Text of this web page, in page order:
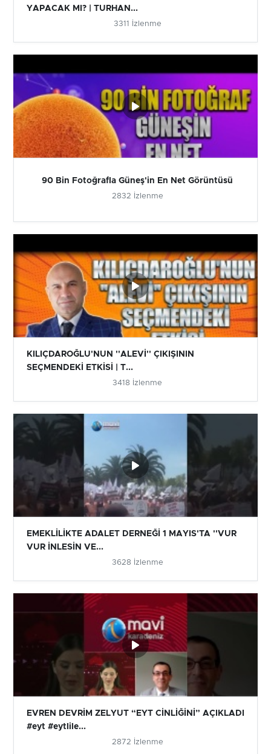
YAPACAK MI? | TURHAN...
3311 İzlenme
90 Bin Fotoğrafla Güneş'in En Net Görüntüsü
2832 İzlenme
KILIÇDAROĞLU'NUN ''ALEVİ'' ÇIKIŞININ
SEÇMENDEKİ ETKİSİ | T...
3418 İzlenme
EMEKLİLİKTE ADALET DERNEĞİ 1 MAYIS'TA ''VUR
VUR İNLESİN VE...
3628 İzlenme
EVREN DEVRİM ZELYUT “EYT CİNLİĞİNİ” AÇIKLADI
#eyt #eytlile...
2872 İzlenme